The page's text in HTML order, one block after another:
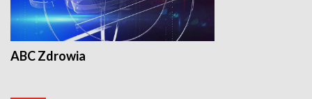
ABC Zdrowia